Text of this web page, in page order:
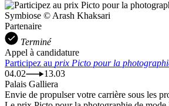
Symbiose © Arash Khaksari
Partenaire
Terminé
Appel à candidature
Participez au prix Picto pour la
04.02
13.03
Palais Galliera
Envie de propulser votre carrière sous les